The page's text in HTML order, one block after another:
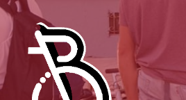
Skip
content